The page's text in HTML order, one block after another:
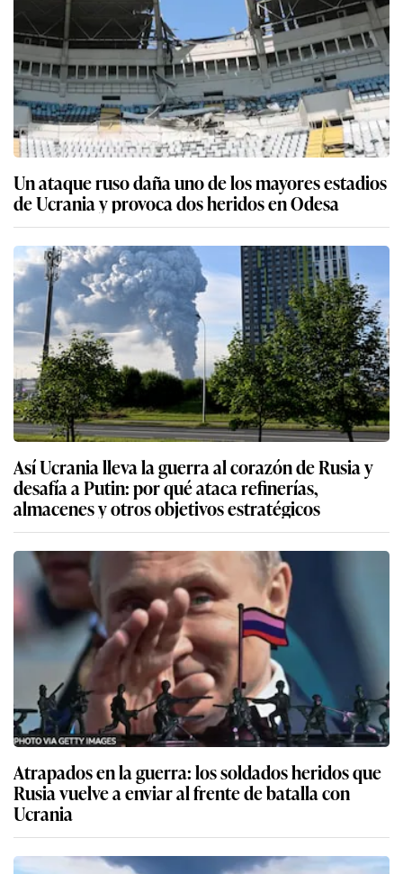
Un ataque ruso daña uno de los mayores estadios
de Ucrania y provoca dos heridos en Odesa
Así Ucrania lleva la guerra al corazón de Rusia y
desafía a Putin: por qué ataca refinerías,
almacenes y otros objetivos estratégicos
Atrapados en la guerra: los soldados heridos que
Rusia vuelve a enviar al frente de batalla con
Ucrania